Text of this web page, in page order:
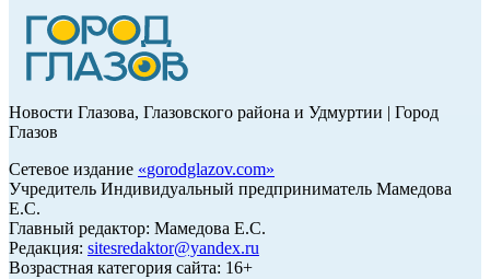
Новости Глазова, Глазовского района и Удмуртии | Город
Глазов
Сетевое издание «gorodglazov.com»
Учредитель Индивидуальный предприниматель Мамедова
Е.С.
Главный редактор: Мамедова Е.С.
Редакция: sitesredaktor@yandex.ru
Возрастная категория сайта: 16+